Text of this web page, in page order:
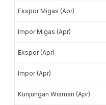
Ekspor Migas (Apr)
Impor Migas (Apr)
Ekspor (Apr)
Impor (Apr)
Kunjungan Wisman (Apr)